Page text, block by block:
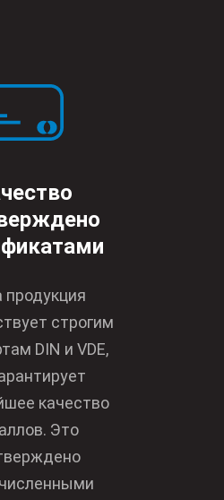
строгим
DIN и VDE,
качество
Это